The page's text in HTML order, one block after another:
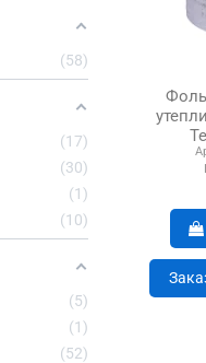
58
17
30
1
10
5
1
52